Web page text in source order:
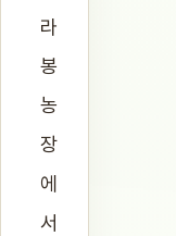
라
봉
농
장
에
서